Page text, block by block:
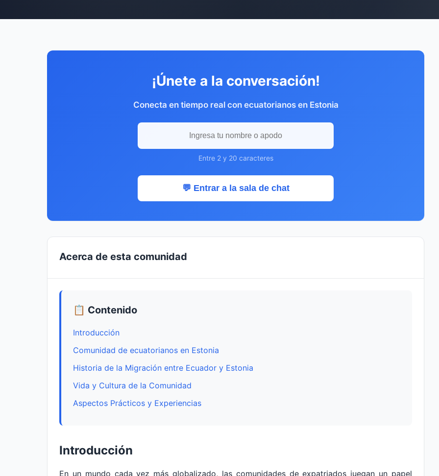
¡Únete a la conversación!
Conecta en tiempo real con ecuatorianos en Estonia
Entre 2 y 20 caracteres
💬 Entrar a la sala de chat
Acerca de esta comunidad
📋 Contenido
Introducción
Comunidad de ecuatorianos en Estonia
Historia de la Migración entre Ecuador y Estonia
Vida y Cultura de la Comunidad
Aspectos Prácticos y Experiencias
Introducción
En un mundo cada vez más globalizado, las comunidades de expatriados juegan un papel